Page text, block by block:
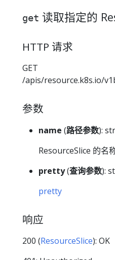
get 读取指定的
HTTP 请求
GET
/apis/resource.k8s.io/
参数
name (路径参数):
ResourceSlice 的名称
pretty(查询参数):
pretty
响应
200 (ResourceSlice): OK